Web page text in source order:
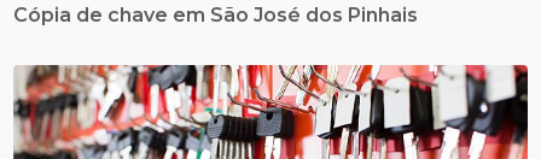
Cópia de chave em São José dos Pinhais